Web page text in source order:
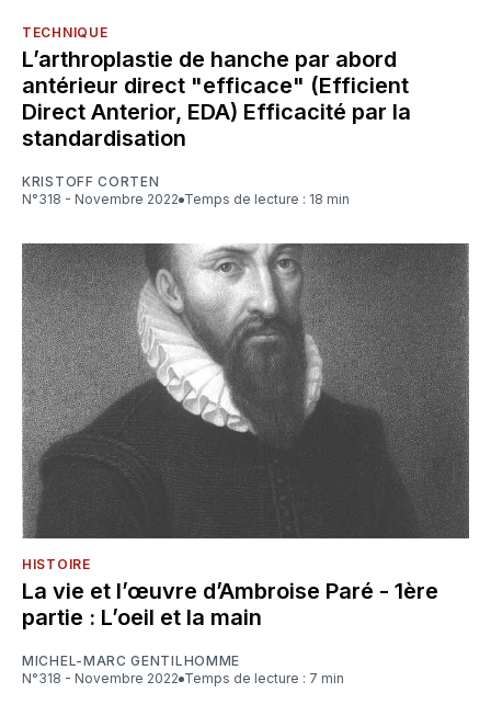
TECHNIQUE
L’arthroplastie de hanche par abord
antérieur direct "efficace" (Efficient
Direct Anterior, EDA) Efficacité par la
standardisation
KRISTOFF CORTEN
N°318 - Novembre 2022
Temps de lecture : 18 min
HISTOIRE
La vie et l’œuvre d’Ambroise Paré - 1ère
partie : L’oeil et la main
MICHEL-MARC GENTILHOMME
N°318 - Novembre 2022
Temps de lecture : 7 min